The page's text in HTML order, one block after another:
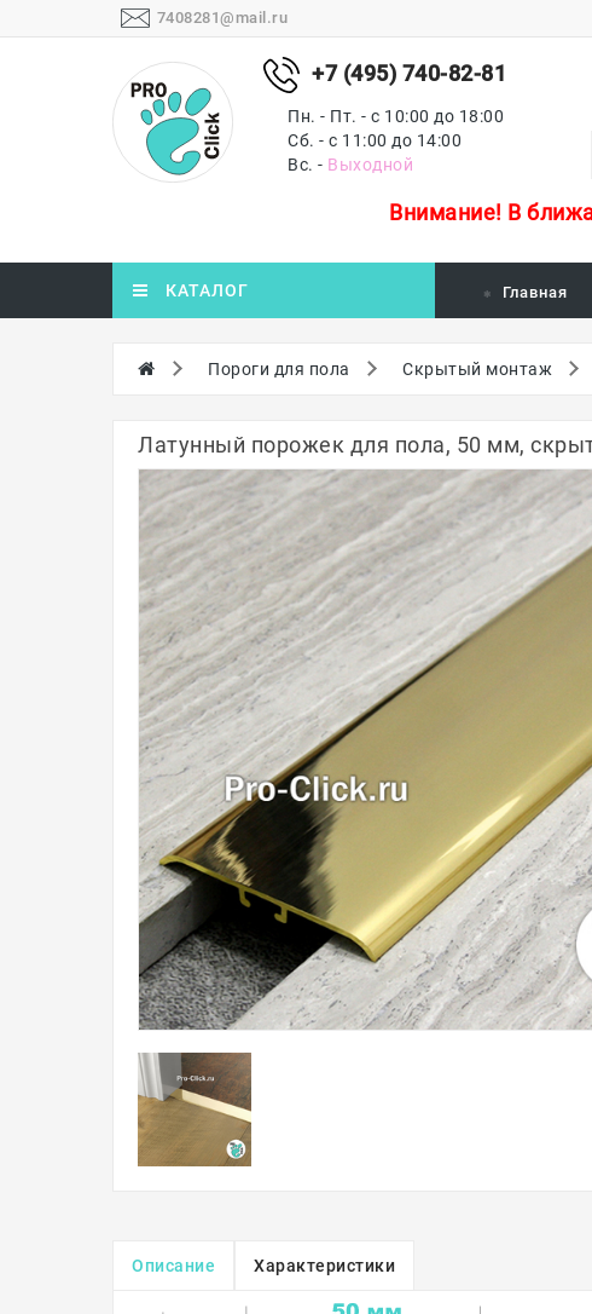
7408281@mail.ru
+7 (495) 740-82-81
Пн. - Пт. - с 10:00 до 18:00
Сб. - с 11:00 до 14:00
Вс. - Выходной
Внимание! В
КАТАЛОГ Главная
Пороги для пола Скрытый монтаж
Латунный порожек для пола, 50 мм,
Описание Характеристики